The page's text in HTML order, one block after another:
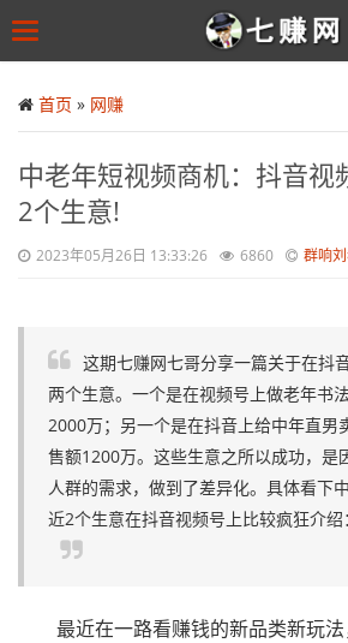
to
main
Toggle
首页 » 网赚
中老年短视频商机：抖音视
2个生意!
2023年05月26日 13:33:26 6860 群响
这期七赚网七哥分享一篇关于在抖
两个生意。一个是在视频号上做老年书
2000万；另一个是在抖音上给中年直男
售额1200万。这些生意之所以成功，是
人群的需求，做到了差异化。具体看下
近2个生意在抖音视频号上比较疯狂介绍：
最近在一路看赚钱的新品类新玩法